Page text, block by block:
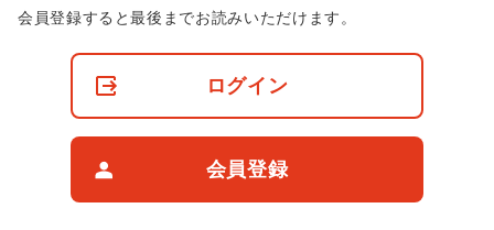
非
会員登録すると最後までお読みいただけます。
ログイン
会員登録